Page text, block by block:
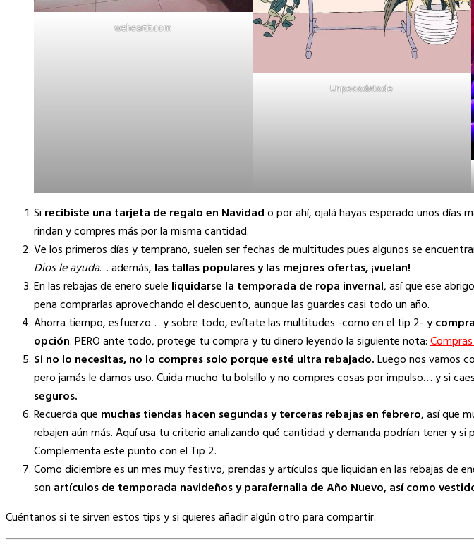
weheartit.com
Unpocodetodo
Si recibiste una tarjeta de regalo en Navidado por ahí, ojalá hayas esperado unos días
rindan y compres más por la misma cantidad.
Ve los primeros días y temprano, suelen ser fechas de multitudes pues algunos se
Dios le ayuda… además, las tallas populares y las mejores ofertas, ¡vuelan!
En las rebajas de enero suele liquidarse la temporada de ropa invernal, así que ese
pena comprarlas aprovechando el descuento, aunque las guardes casi todo un año.
Ahorra tiempo, esfuerzo… y sobre todo, evítate las multitudes -como en el tip 2- y
opción. PERO ante todo, protege tu compra y tu dinero leyendo la siguiente nota:
Si no lo necesitas, no lo compres solo porque esté ultra rebajado.Luego nos vamos
pero jamás le damos uso. Cuida mucho tu bolsillo y no compres cosas por impulso… y si
seguros.
Recuerda que muchas tiendas hacen segundas y terceras rebajas en febrero, así que
rebajen aún más. Aquí usa tu criterio analizando qué cantidad y demanda podrían tener y si
Complementa este punto con el Tip 2.
Como diciembre es un mes muy festivo, prendas y artículos que liquidan en las rebajas de
son artículos de temporada navideños y parafernalia de Año Nuevo, así como
Cuéntanos si te sirven estos tips y si quieres añadir algún otro para compartir.